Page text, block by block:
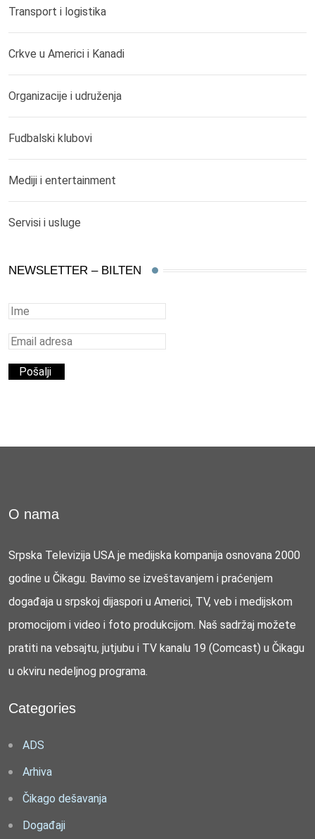
Transport i logistika
Crkve u Americi i Kanadi
Organizacije i udruženja
Fudbalski klubovi
Mediji i entertainment
Servisi i usluge
NEWSLETTER – BILTEN
O nama
Srpska Televizija USA je medijska kompanija osnovana 2000
godine u Čikagu. Bavimo se izveštavanjem i praćenjem
događaja u srpskoj dijaspori u Americi, TV, veb i medijskom
promocijom i video i foto produkcijom. Naš sadržaj možete
pratiti na vebsajtu, jutjubu i TV kanalu 19 (Comcast) u Čikagu
u okviru nedeljnog programa.
Categories
ADS
Arhiva
Čikago dešavanja
Događaji